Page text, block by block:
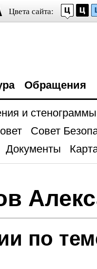
Цвета сайта:
Обращения
и стенограммы
Совет
Документы
по